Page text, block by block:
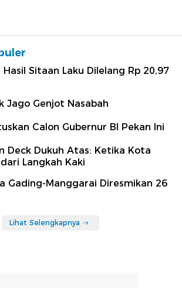
Sitaan Laku Dilelang Rp 20,97
Jago Genjot Nasabah
Calon Gubernur BI Pekan Ini
Deck Dukuh Atas: Ketika Kota
Langkah Kaki
Gading-Manggarai Diresmikan 26
Lihat Selengkapnya